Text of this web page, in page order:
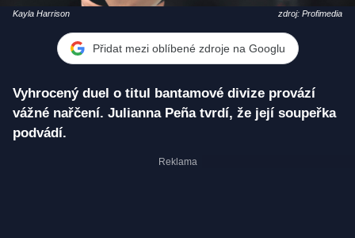
Kayla Harrison zdroj: Profimedia
Přidat mezi oblíbené zdroje na Googlu
Vyhrocený duel o titul bantamové divize provází
vážné nařčení. Julianna Peña tvrdí, že její soupeřka
podvádí.